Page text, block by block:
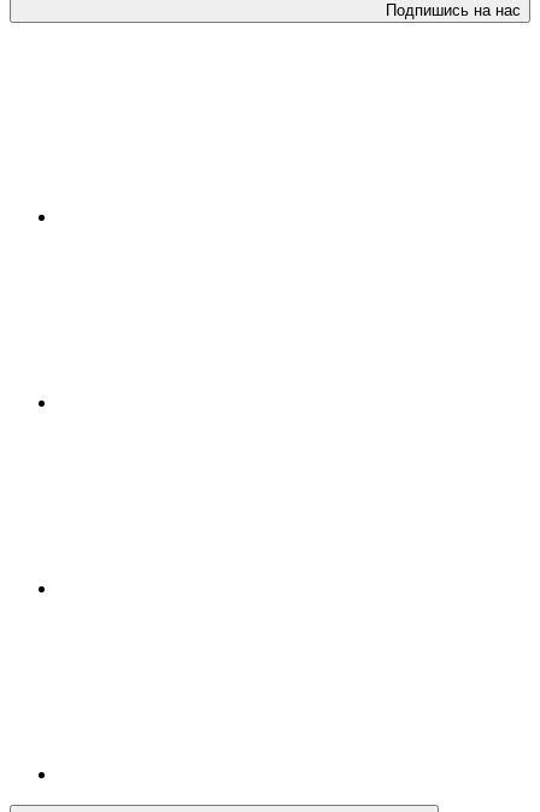
Подпишись на нас